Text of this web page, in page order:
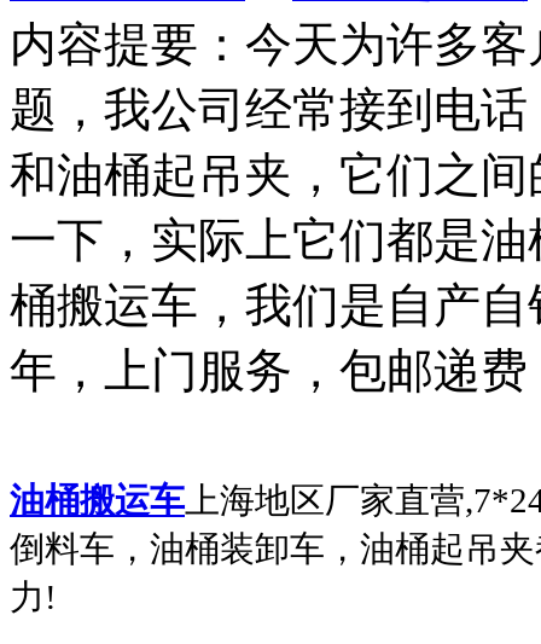
内容提要： 今天为许多
题，我公司经常接到电
和油桶起吊夹，它们之
一下，实际上它们都是
桶搬运车，我们是自产
年，上门服务，包邮递
油桶搬运车 上海地区厂家直营
倒料车， 油桶装卸车，油桶起吊
力 !